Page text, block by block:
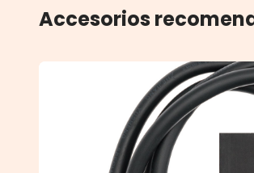
Accesorios